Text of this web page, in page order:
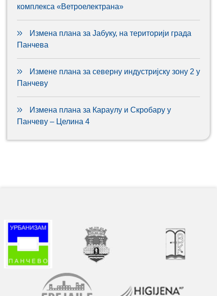
комплекса «Ветроелектрана»
Измена плана за Јабуку, на територији града
Панчева
Измене плана за северну индустријску зону 2 у
Панчеву
Измена плана за Караулу и Скробару у
Панчеву – Целина 4